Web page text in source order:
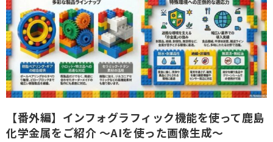
【番外編】インフォグラフィック機能を使って鹿島
化学金属をご紹介 ～AIを使った画像生成～